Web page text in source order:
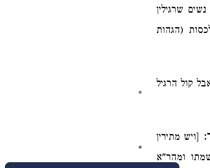
שרגילין
(הגהות
קול הרגיל
[ויש מתירין
ומהר"א